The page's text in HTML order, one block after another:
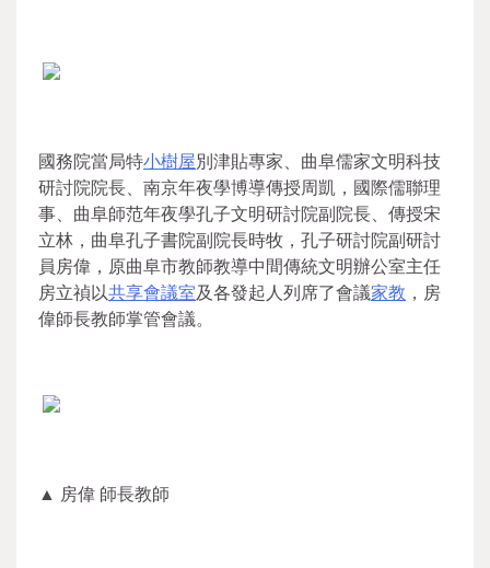
國務院當局特小樹屋別津貼專家、曲阜儒家文明科技
研討院院長、南京年夜學博導傳授周凱，國際儒聯理
事、曲阜師范年夜學孔子文明研討院副院長、傳授宋
立林，曲阜孔子書院副院長時牧，孔子研討院副研討
員房偉，原曲阜市教師教導中間傳統文明辦公室主任
房立禎以共享會議室及各發起人列席了會議家教 ，房
偉師長教師掌管會議。
▲ 房偉 師長教師